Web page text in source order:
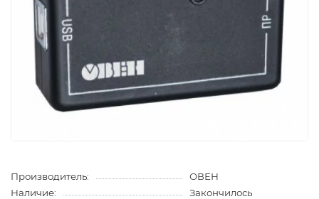
Производитель:
ОВЕН
Наличие:
Закончилось